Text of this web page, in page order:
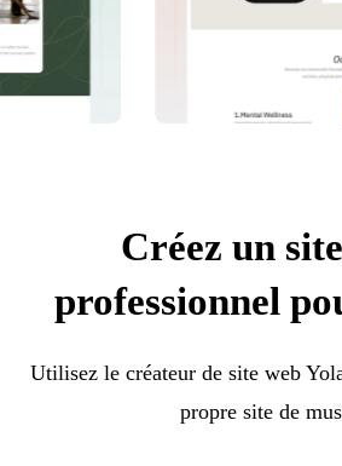
Créez un
professionnel
Utilisez le créateur de site web
propre site de